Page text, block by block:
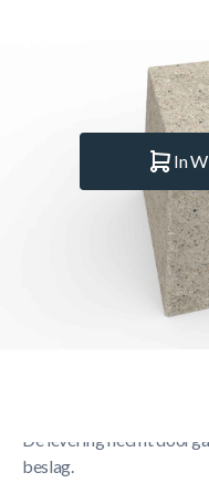
In
Korte Beschrijving
Vast verankeringspunt in
De levering neemt
beslag.